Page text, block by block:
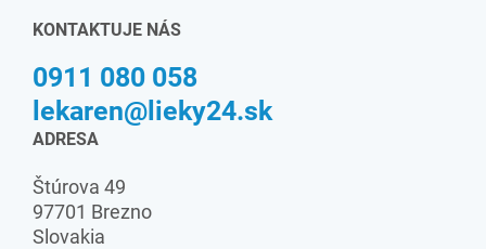
KONTAKTUJE NÁS
0911 080 058
lekaren@lieky24.sk
ADRESA
Štúrova 49
97701 Brezno
Slovakia